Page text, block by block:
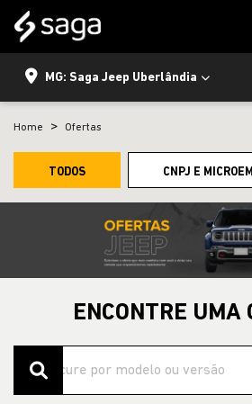
MG: Saga Jeep Uberlândia
Home Ofertas
TODOS CNPJ E
ENCONTRE UMA